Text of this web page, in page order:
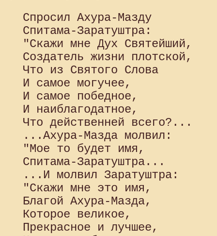
Спросил Ахура-Мазду
Спитама-Заратуштра:
"Скажи мне Дух Святейший,
Создатель жизни плотской,
Что из Святого Слова
И самое могучее,
И самое победное,
И наиблагодатное,
Что действенней всего?...
...Ахура-Мазда молвил:
"Мое то будет имя,
Спитама-Заратуштра...
...И молвил Заратуштра:
"Скажи мне это имя,
Благой Ахура-Мазда,
Которое великое,
Прекрасное и лучшее,